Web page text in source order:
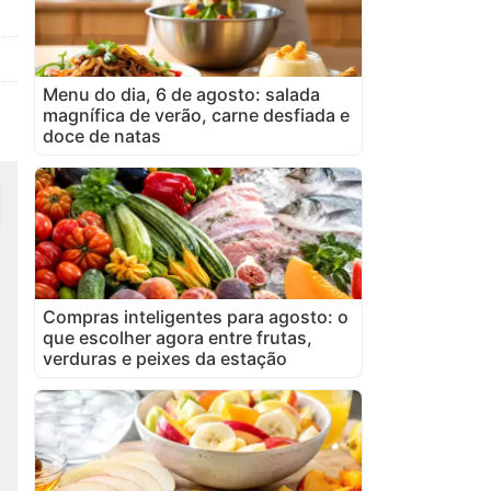
Menu do dia, 6 de agosto: salada
magnífica de verão, carne desfiada e
doce de natas
Compras inteligentes para agosto: o
que escolher agora entre frutas,
verduras e peixes da estação